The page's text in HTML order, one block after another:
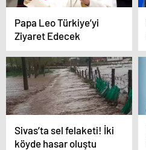
Papa Leo Türkiye’yi
Ziyaret Edecek
Sivas’ta sel felaketi! İki
köyde hasar oluştu